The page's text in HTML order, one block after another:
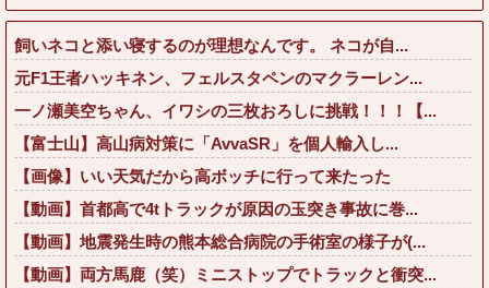
飼いネコと添い寝するのが理想なんです。 ネコが自...
元F1王者ハッキネン、フェルスタペンのマクラーレン...
一ノ瀬美空ちゃん、イワシの三枚おろしに挑戦！！！【...
【富士山】高山病対策に「AvvaSR」を個人輸入し...
【画像】いい天気だから高ボッチに行って来たった
【動画】首都高で4tトラックが原因の玉突き事故に巻...
【動画】地震発生時の熊本総合病院の手術室の様子が(...
【動画】両方馬鹿（笑）ミニストップでトラックと衝突...